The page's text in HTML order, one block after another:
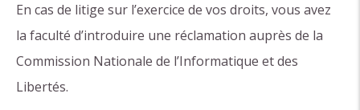
En cas de litige sur l’exercice de vos droits, vous avez
la faculté d’introduire une réclamation auprès de la
Commission Nationale de l’Informatique et des
Libertés.